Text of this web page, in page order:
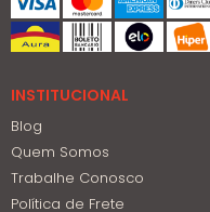
INSTITUCIONAL
Blog
Quem Somos
Trabalhe Conosco
Política de Frete